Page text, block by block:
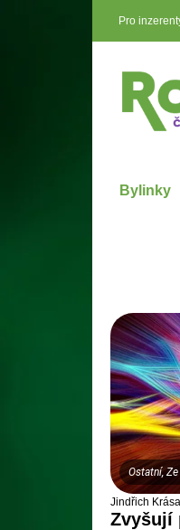
Pro
Bylinky
Ostatní,
Jindřich Krása
Zvyšují